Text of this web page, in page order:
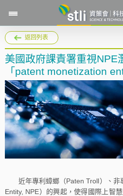
返回列表
美國政府課責署重視NPE
「patent monetization
近年專利蟑螂（Paten Troll）、非
Entity, NPE）的興起，使得國際上智